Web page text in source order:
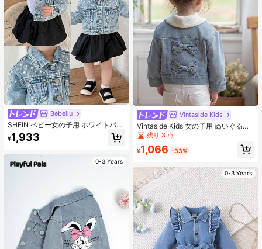
Bebeilu
SHEIN ベビー女の子用 ホワイトパー
ルデコレーション ブルーデニム衿 長
袖 ショートジャケット
¥1,933
0-3 Years
Vintaside Kids
Vintaside Kids 女の子用 ぬいぐるみ
襟 長袖 ファッショナブルカジュアル
洗いデニムジャケット、アウトドア
プレイ、キャンプ、デイリーリラッ
残り 3 点
¥1,066 -33%
0-3 Years